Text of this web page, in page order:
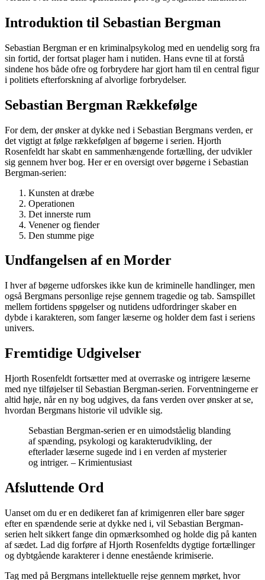
Introduktion til Sebastian Bergman
Sebastian Bergman er en kriminalpsykolog med en uendelig sorg fra
sin fortid, der fortsat plager ham i nutiden. Hans evne til at forstå
sindene hos både ofre og forbrydere har gjort ham til en central figur
i politiets efterforskning af alvorlige forbrydelser.
Sebastian Bergman Rækkefølge
For dem, der ønsker at dykke ned i Sebastian Bergmans verden, er
det vigtigt at følge rækkefølgen af bøgerne i serien. Hjorth
Rosenfeldt har skabt en sammenhængende fortælling, der udvikler
sig gennem hver bog. Her er en oversigt over bøgerne i Sebastian
Bergman-serien:
Kunsten at dræbe
Operationen
Det innerste rum
Venener og fiender
Den stumme pige
Undfangelsen af en Morder
I hver af bøgerne udforskes ikke kun de kriminelle handlinger, men
også Bergmans personlige rejse gennem tragedie og tab. Samspillet
mellem fortidens spøgelser og nutidens udfordringer skaber en
dybde i karakteren, som fanger læserne og holder dem fast i seriens
univers.
Fremtidige Udgivelser
Hjorth Rosenfeldt fortsætter med at overraske og intrigere læserne
med nye tilføjelser til Sebastian Bergman-serien. Forventningerne er
altid høje, når en ny bog udgives, da fans verden over ønsker at se,
hvordan Bergmans historie vil udvikle sig.
Sebastian Bergman-serien er en uimodståelig blanding
af spænding, psykologi og karakterudvikling, der
efterlader læserne sugede ind i en verden af mysterier
og intriger. – Krimientusiast
Afsluttende Ord
Uanset om du er en dedikeret fan af krimigenren eller bare søger
efter en spændende serie at dykke ned i, vil Sebastian Bergman-
serien helt sikkert fange din opmærksomhed og holde dig på kanten
af sædet. Lad dig forføre af Hjorth Rosenfeldts dygtige fortællinger
og dybtgående karakterer i denne enestående krimiserie.
Tag med på Bergmans intellektuelle rejse gennem mørket, hvor